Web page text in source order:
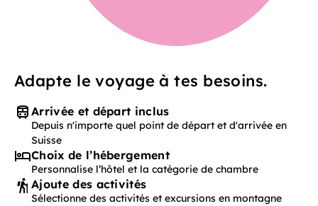
Adapte le voyage à tes besoins.
Arrivée et départ inclus
Depuis n'importe quel point de départ et d'arrivée en
Suisse
Choix de l’hébergement
Personnalise l’hôtel et la catégorie de chambre
Ajoute des activités
Sélectionne des activités et excursions en montagne